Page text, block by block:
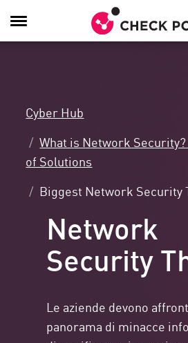
Attiva/Disattiva
navigazione
Cyber Hub
What is Network
of Solutions
Biggest Network Security
Network
Security
Le aziende devono
panorama di minacce